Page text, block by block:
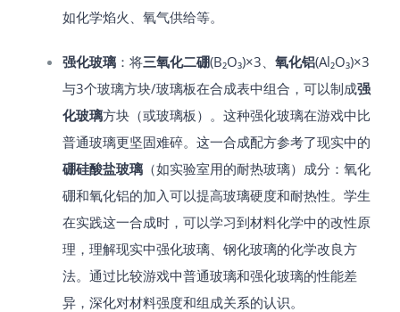
如化学焰火、氧气供给等。
强化玻璃：将三氧化二硼(B₂O₃)×3、 氧化铝(Al₂O₃)×3
与3个玻璃方块/玻璃板在合成表中组合，可以制成强
化玻璃方块（或玻璃板）​。这种强化玻璃在游戏中比
普通玻璃更坚固难碎​。这一合成配方参考了现实中的
硼硅酸盐玻璃（如实验室用的耐热玻璃）成分：氧化
硼和氧化铝的加入可以提高玻璃硬度和耐热性。学生
在实践这一合成时，可以学习到材料化学中的改性原
理，理解现实中强化玻璃、钢化玻璃的化学改良方
法。通过比较游戏中普通玻璃和强化玻璃的性能差
异，深化对材料强度和组成关系的认识。